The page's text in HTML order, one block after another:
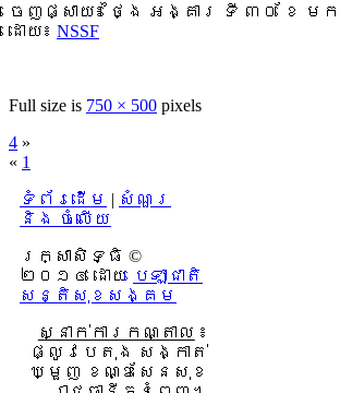
ចេញផ្សាយ៖ ថ្ងៃ អង្គារ ទី ៣០ ខែ ម
ដោយ៖ NSSF
Full size is 750 × 500 pixels
4 »
« 1
ទំព័រដើម | សំណួរ
និង ចំលើយ
រក្សាសិទ្ធិ ©
២០១៤ ដោយ​ បេឡាជាតិ
សន្តិសុខសង្គម
ស្នាក់ការកណ្តាល ៖
ផ្លូវបេតុង សង្កាត់
ឃ្មួញ ខណ្ឌសែនសុខ